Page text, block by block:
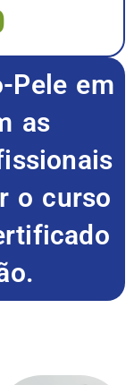
Pele em
as
o curso